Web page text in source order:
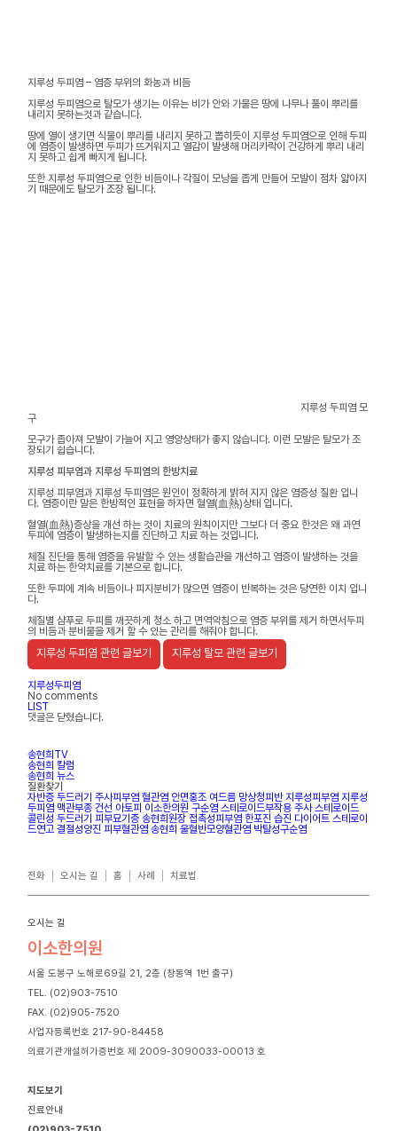
지루성 두피염 – 염증 부위의 화농과 비듬
지루성 두피염으로 탈모가 생기는 이유는 비가 안와 가물은 땅에 나무나 풀이 뿌리를
내리지 못하는것과 같습니다.
땅에 열이 생기면 식물이 뿌리를 내리지 못하고 뽑히듯이 지루성 두피염으로 인해 두피
에 염증이 발생하면 두피가 뜨거워지고 열감이 발생해 머리카락이 건강하게 뿌리 내리
지 못하고 쉽게 빠지게 됩니다.
또한 지루성 두피염으로 인한 비듬이나 각질이 모낭을 좁게 만들어 모발이 점차 얇아지
기 때문에도 탈모가 조장 됩니다.
지루성 두피염 모
구
모구가 좁아져 모발이 가늘어 지고 영양상태가 좋지 않습니다. 이런 모발은 탈모가 조
장되기 쉽습니다.
지루성 피부염과 지루성 두피염의 한방치료
지루성 피부염과 지루성 두피염은 원인이 정확하게 밝혀 지지 않은 염증성 질환 입니
다. 염증이란 말은 한방적인 표현을 하자면 혈열(血熱)상태 입니다.
혈열(血熱)증상을 개선 하는 것이 치료의 원칙이지만 그보다 더 중요 한것은 왜 과연
두피에 염증이 발생하는지를 진단하고 치료 하는 것입니다.
체질 진단을 통해 염증을 유발할 수 있는 생활습관을 개선하고 염증이 발생하는 것을
치료 하는 한약치료를 기본으로 합니다.
또한 두피에 계속 비듬이나 피지분비가 많으면 염증이 반복하는 것은 당연한 이치 입니
다.
체질별 샴푸로 두피를 깨끗하게 청소 하고 면역약침으로 염증 부위를 제거 하면서두피
의 비듬과 분비물을 제거 할 수 있는 관리를 해줘야 합니다.
지루성 두피염 관련 글보기 지루성 탈모 관련 글보기
지루성두피염
No comments
LIST
댓글은 닫혔습니다.
송현희TV
송현희 칼럼
송현희 뉴스
질환찾기
자반증 두드러기 주사피부염 혈관염 안면홍조 여드름 망상청피반 지루성피부염 지루성
두피염 맥관부종 건선 아토피 이소한의원 구순염 스테로이드부작용 주사 스테로이드
콜린성 두드러기 피부묘기증 송현희원장 접촉성피부염 한포진 습진 다이어트 스테로이
드연고 결절성양진 피부혈관염 송현희 울혈반모양혈관염 박탈성구순염
전화 오시는 길 홈 사례 치료법
오시는 길
이소한의원
서울 도봉구 노해로69길 21, 2층 (창동역 1번 출구)
TEL. (02)903-7510
FAX. (02)905-7520
사업자등록번호 217-90-84458
의료기관개설허가증번호 제 2009-3090033-00013 호
지도보기
진료안내